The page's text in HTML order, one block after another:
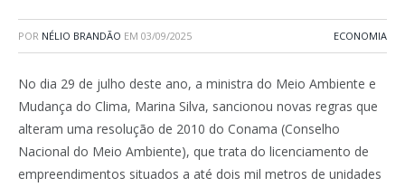
POR NÉLIO BRANDÃO EM 03/09/2025 ECONOMIA
No dia 29 de julho deste ano, a ministra do Meio Ambiente e
Mudança do Clima, Marina Silva, sancionou novas regras que
alteram uma resolução de 2010 do Conama (Conselho
Nacional do Meio Ambiente), que trata do licenciamento de
empreendimentos situados a até dois mil metros de unidades